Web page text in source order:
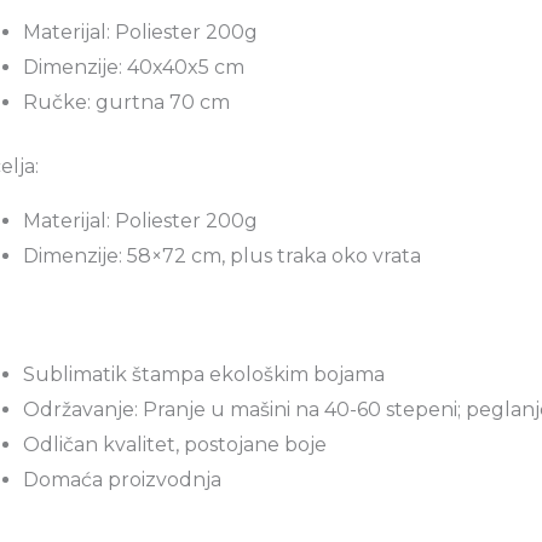
Materijal: Poliester 200g
Dimenzije: 40x40x5 cm
Ručke: gurtna 70 cm
Materijal: Poliester 200g
Dimenzije: 58×72 cm, plus traka oko vrata
Sublimatik štampa ekološkim bojama
Održavanje: Pranje u mašini na 40-60 stepeni;
Odličan kvalitet, postojane boje
Domaća proizvodnja